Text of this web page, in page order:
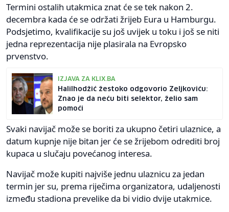
Termini ostalih utakmica znat će se tek nakon 2.
decembra kada će se održati žrijeb Eura u Hamburgu.
Podsjetimo, kvalifikacije su još uvijek u toku i još se niti
jedna reprezentacija nije plasirala na Evropsko
prvenstvo.
IZJAVA ZA KLIX.BA
Halilhodžić žestoko odgovorio Zeljkoviću:
Znao je da neću biti selektor, želio sam
pomoći
Svaki navijač može se boriti za ukupno četiri ulaznice, a
datum kupnje nije bitan jer će se žrijebom odrediti broj
kupaca u slučaju povećanog interesa.
Navijač može kupiti najviše jednu ulaznicu za jedan
termin jer su, prema riječima organizatora, udaljenosti
između stadiona prevelike da bi vidio dvije utakmice.